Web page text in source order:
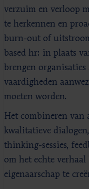
verzuim en verloop
te herkennen en
burn-out of
based hr: in plaats
brengen
vaardigheden
moeten worden.
Het combineren van
kwalitatieve
thinking-sessies,
om het echte
eigenaarschap te